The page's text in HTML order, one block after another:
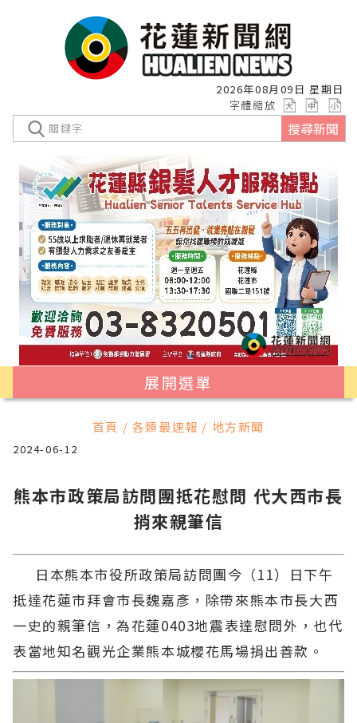
2026年08月09日 星期日
字體縮放
搜尋新聞
展開選單
首頁 / 各類最速報 / 地方新聞
2024-06-12
熊本市政策局訪問團抵花慰問 代大西市長
捎來親筆信
日本熊本市役所政策局訪問團今（11）日下午
抵達花蓮市拜會市長魏嘉彥，除帶來熊本市長大西
一史的親筆信，為花蓮0403地震表達慰問外，也代
表當地知名觀光企業熊本城櫻花馬場捐出善款。